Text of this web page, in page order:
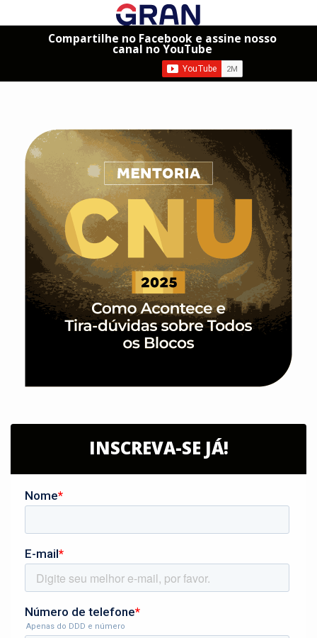
Compartilhe no Facebook e assine nosso
canal no YouTube
INSCREVA-SE JÁ!